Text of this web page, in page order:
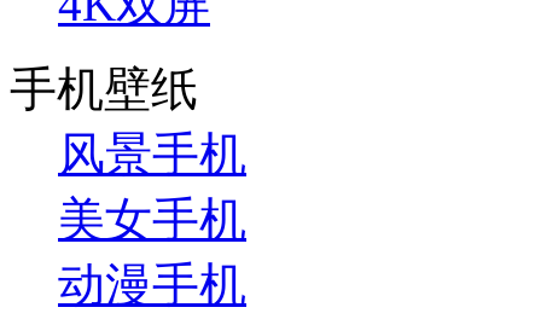
手机壁纸
风景手机
美女手机
动漫手机